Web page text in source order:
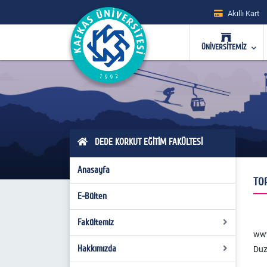
Akıllı Kart
ÜNİVERSİTEMİZ
DEDE KORKUT EĞİTİM FAKÜLTESİ
Anasayfa
E-Bülten
Fakültemiz
Fakülte Kurulu
Hakkımızda